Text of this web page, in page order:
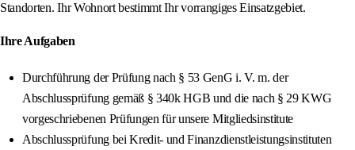
Standorten. Ihr Wohnort bestimmt Ihr vorrangiges Einsatzgebiet.
Ihre Aufgaben
Durchführung der Prüfung nach § 53 GenG i. V. m. der
Abschlussprüfung gemäß § 340k HGB und die nach § 29 KWG
vorgeschriebenen Prüfungen für unsere Mitgliedsinstitute
Abschlussprüfung bei Kredit- und Finanzdienstleistungsinstituten